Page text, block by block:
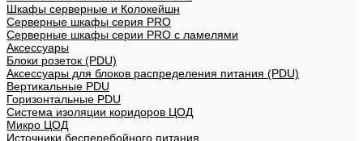
Шкафы серверные и Колокейшн
Серверные шкафы серия PRO
Серверные шкафы серии PRO с ламелями
Аксессуары
Блоки розеток (PDU)
Аксессуары для блоков распределения питания (PDU)
Вертикальные PDU
Горизонтальные PDU
Система изоляции коридоров ЦОД
Микро ЦОД
Источники бесперебойного питания